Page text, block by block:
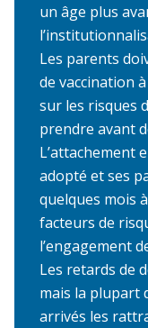
un âge plus
Les parents
de vaccination
sur les risques
prendre avant
L’attachement
adopté et ses
quelques mois
facteurs de
l’engagement
Les retards de
mais la plupart
arrivés les